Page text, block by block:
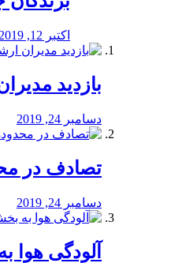
اکتبر 12, 2019
بازدید
دسامبر 24, 2019
تصادف در
دسامبر 24, 2019
آلودگی